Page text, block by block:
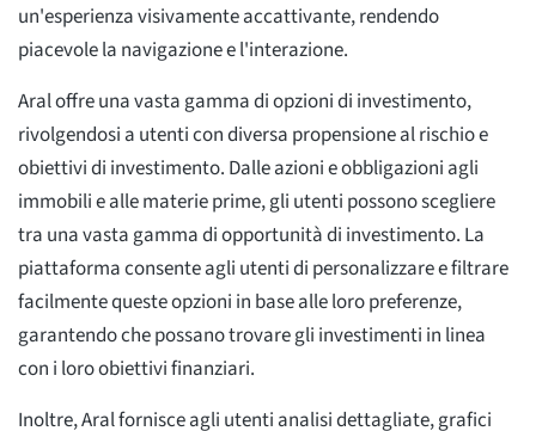
un'esperienza visivamente accattivante, rendendo
piacevole la navigazione e l'interazione.
Aral offre una vasta gamma di opzioni di investimento,
rivolgendosi a utenti con diversa propensione al rischio e
obiettivi di investimento. Dalle azioni e obbligazioni agli
immobili e alle materie prime, gli utenti possono scegliere
tra una vasta gamma di opportunità di investimento. La
piattaforma consente agli utenti di personalizzare e filtrare
facilmente queste opzioni in base alle loro preferenze,
garantendo che possano trovare gli investimenti in linea
con i loro obiettivi finanziari.
Inoltre, Aral fornisce agli utenti analisi dettagliate, grafici